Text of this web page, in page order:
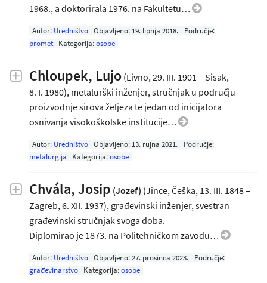
1968., a doktorirala 1976. na Fakultetu…
Autor: Uredništvo Objavljeno: 19. lipnja 2018.
Područje:
promet
Kategorija:osobe
Chloupek, Lujo (Livno, 29. III. 1901 – Sisak,
8. I. 1980), metalurški inženjer, stručnjak u području
proizvodnje sirova željeza te jedan od inicijatora
osnivanja visokoškolske institucije…
Autor: Uredništvo Objavljeno: 13. rujna 2021.
Područje:
metalurgija
Kategorija:osobe
Chvála, Josip (Jozef) (Jince, Češka, 13. III. 1848 –
Zagreb, 6. XII. 1937), građevinski inženjer, svestran
građevinski stručnjak svoga doba.
Diplomirao je 1873. na Politehničkom zavodu…
Autor: Uredništvo Objavljeno:27. prosinca 2023.
Područje:
građevinarstvo
Kategorija:osobe